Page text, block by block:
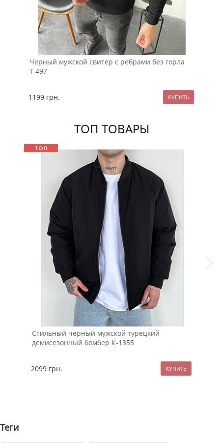
Черный мужской свитер с ребрами без горла
Т-497
1199 грн.
ТОП ТОВАРЫ
Стильный черный мужской турецкий
демисезонный бомбер К-1355
2099 грн.
Теги